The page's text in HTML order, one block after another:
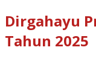
Dirgahayu
Tahun 2025